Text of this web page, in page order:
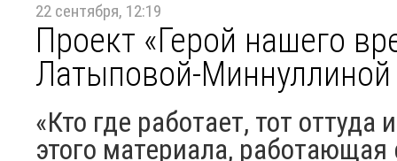
22 сентября, 12:19
Проект «Герой нашего
Латыповой-Миннуллиной
«Кто где работает, тот
этого материала,